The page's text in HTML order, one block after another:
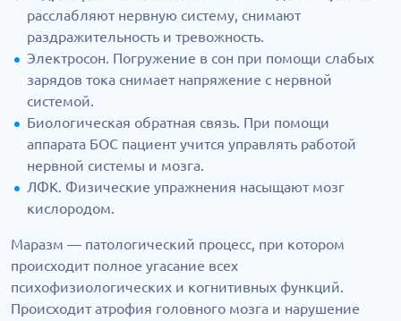
расслабляют нервную систему, снимают
раздражительность и тревожность.
Электросон. Погружение в сон при помощи слабых
зарядов тока снимает напряжение с нервной
системой.
Биологическая обратная связь. При помощи
аппарата БОС пациент учится управлять работой
нервной системы и мозга.
ЛФК. Физические упражнения насыщают мозг
кислородом.
Маразм — патологический процесс, при котором
происходит полное угасание всех
психофизиологических и когнитивных функций.
Происходит атрофия головного мозга и нарушение